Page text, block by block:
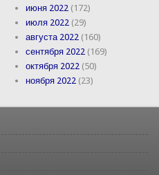
июня 2022 (172)
июля 2022 (29)
августа 2022 (160)
сентября 2022 (169)
октября 2022 (50)
ноября 2022 (23)